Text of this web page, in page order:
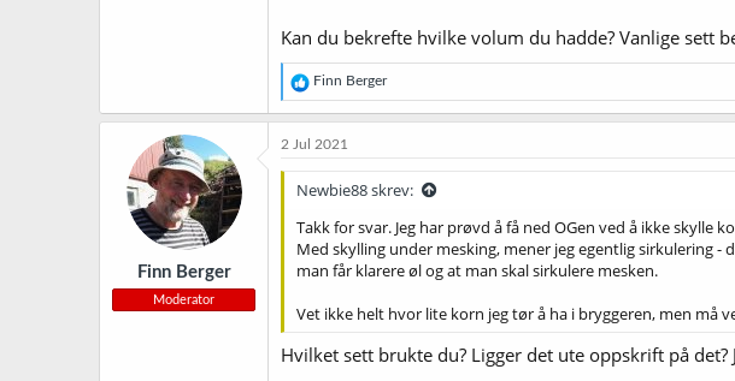
Kan du bekrefte hvilke volum du hadde? Vanlige
R
e
a
k
j
o
e
r
:
Finn Berger
Finn Berger
Moderator
2 Jul 2021
Newbie88 skrev:
Takk for svar. Jeg har prøvd å få ned OGen ved å ikke
Med skylling under mesking, mener jeg egentlig sirkulering
man får klarere øl og at man skal sirkulere mesken.
Vet ikke helt hvor lite korn jeg tør å ha i bryggeren, men må
Hvilket sett brukte du? Ligger det ute oppskrift på